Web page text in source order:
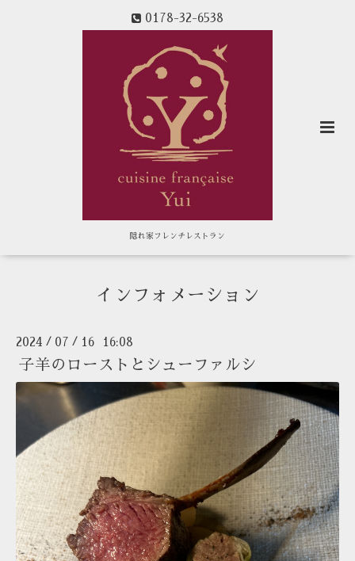
0178-32-6538
隠れ家フレンチレストラン
インフォメーション
2024 / 07 / 16 16:08
子羊のローストとシューファルシ